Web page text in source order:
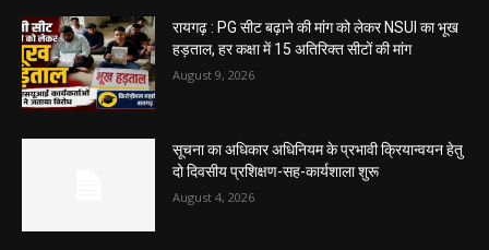
रायगढ़ : PG सीट बढ़ाने की मांग को लेकर NSUI का भूख
हड़ताल, हर कक्षा में 15 अतिरिक्त सीटों की मांग
August 9, 2026
सूचना का अधिकार अधिनियम के प्रभावी क्रियान्वयन हेतु
दो दिवसीय प्रशिक्षण-सह-कार्यशाला शुरू
August 4, 2026